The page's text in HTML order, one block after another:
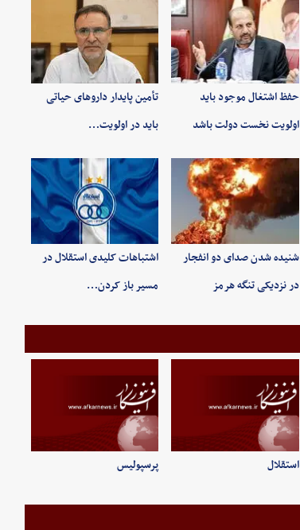
حفظ اشتغال موجود باید
اولویت نخست دولت باشد
تأمین پایدار داروهای حیاتی
باید در اولویت…
شنیده شدن صدای دو انفجار
در نزدیکی تنگه هرمز
اشتباهات کلیدی استقلال در
مسیر باز کردن…
استقلال پرسپولیس